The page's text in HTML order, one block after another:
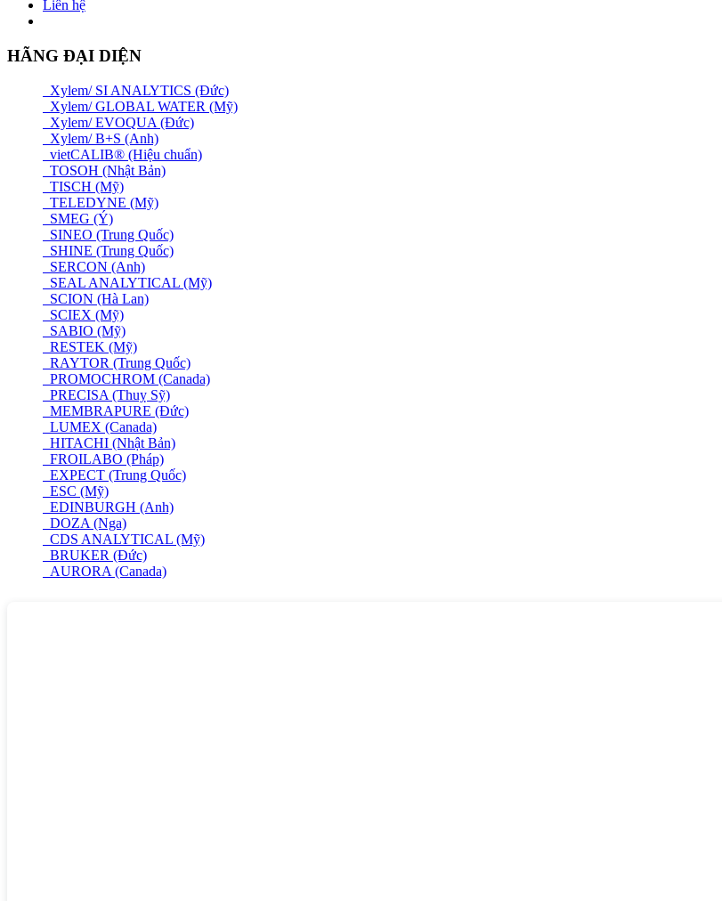
Liên hệ
HÃNG ĐẠI DIỆN
Xylem/ SI ANALYTICS (Đức)
Xylem/ GLOBAL WATER (Mỹ)
Xylem/ EVOQUA (Đức)
Xylem/ B+S (Anh)
vietCALIB® (Hiệu chuẩn)
TOSOH (Nhật Bản)
TISCH (Mỹ)
TELEDYNE (Mỹ)
SMEG (Ý)
SINEO (Trung Quốc)
SHINE (Trung Quốc)
SERCON (Anh)
SEAL ANALYTICAL (Mỹ)
SCION (Hà Lan)
SCIEX (Mỹ)
SABIO (Mỹ)
RESTEK (Mỹ)
RAYTOR (Trung Quốc)
PROMOCHROM (Canada)
PRECISA (Thuỵ Sỹ)
MEMBRAPURE (Đức)
LUMEX (Canada)
HITACHI (Nhật Bản)
FROILABO (Pháp)
EXPECT (Trung Quốc)
ESC (Mỹ)
EDINBURGH (Anh)
DOZA (Nga)
CDS ANALYTICAL (Mỹ)
BRUKER (Đức)
AURORA (Canada)